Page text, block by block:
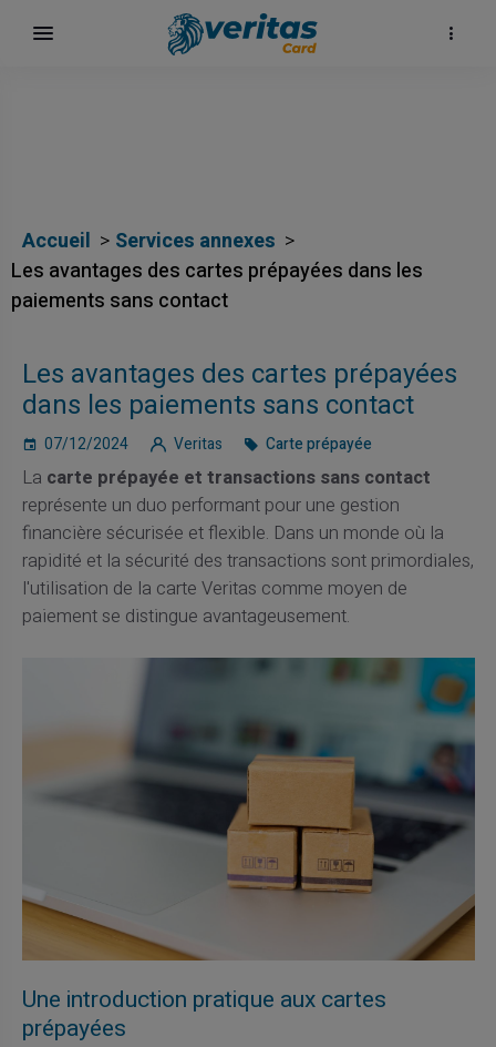
Accueil
Services annexes
Les avantages des cartes prépayées dans les
paiements sans contact
Les avantages des cartes prépayées
dans les paiements sans contact
07/12/2024 Veritas Carte prépayée
La carte prépayée et transactions sans contact
représente un duo performant pour une gestion
financière sécurisée et flexible. Dans un monde où la
rapidité et la sécurité des transactions sont primordiales,
l'utilisation de la carte Veritas comme moyen de
paiement se distingue avantageusement.
Une introduction pratique aux cartes
prépayées